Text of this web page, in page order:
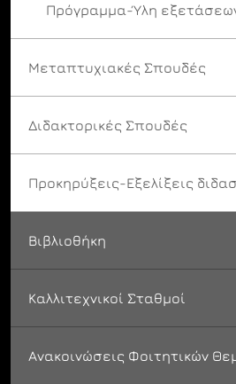
Πρόγραμμα-Ύλη
Μεταπτυχιακές Σπουδές
Διδακτορικές Σπουδές
Προκηρύξεις-Εξελίξεις
Βιβλιοθήκη
Καλλιτεχνικοί Σταθμοί
Ανακοινώσεις Φοιτητικών